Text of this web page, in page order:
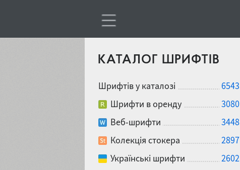
КАТАЛОГ ШРИФТІВ
Шрифтів у каталозі
6543
Шрифти в оренду
3080
Веб-шрифти
3448
Колекція стокера
2897
Українські шрифти
2602